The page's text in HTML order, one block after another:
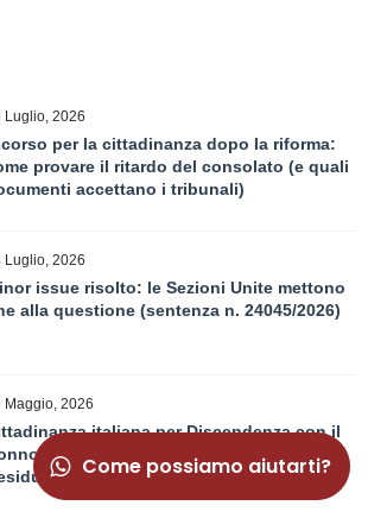
Luglio, 2026
per la cittadinanza dopo la riforma:
provare il ritardo del consolato (e quali
accettano i tribunali)
Luglio, 2026
issue risolto: le Sezioni Unite mettono
alla questione (sentenza n. 24045/2026)
Maggio, 2026
italiana per Discendenza con il
Naturalizzato e l’altra No. Diritti
e Ricorso
Come possiamo aiutarti?